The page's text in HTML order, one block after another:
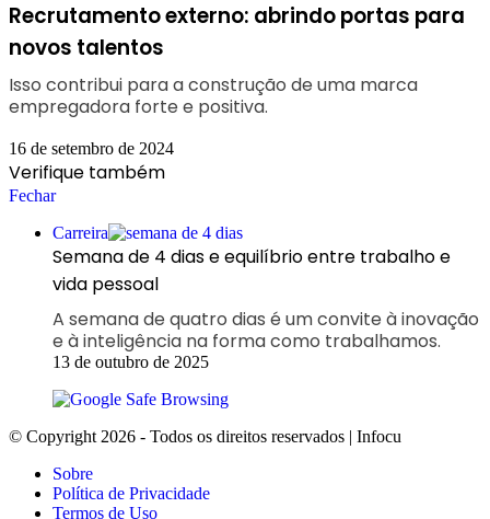
Recrutamento externo: abrindo portas para
novos talentos
Isso contribui para a construção de uma marca
empregadora forte e positiva.
16 de setembro de 2024
Verifique também
Fechar
Carreira
Semana de 4 dias e equilíbrio entre trabalho e
vida pessoal
A semana de quatro dias é um convite à inovação
e à inteligência na forma como trabalhamos.
13 de outubro de 2025
© Copyright 2026 - Todos os direitos reservados | Infocu
Sobre
Política de Privacidade
Termos de Uso